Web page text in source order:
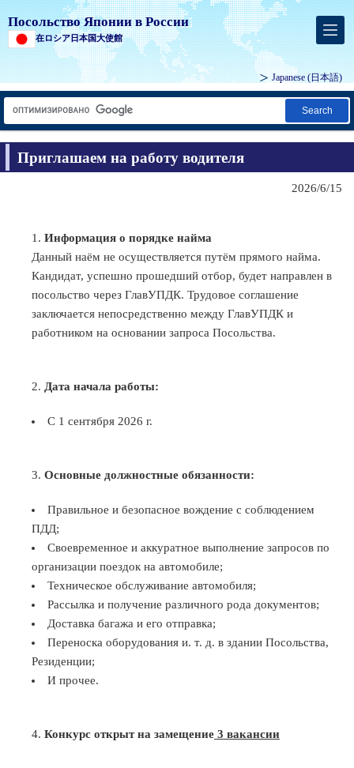
Посольство Японии в России
在ロシア日本国大使館
Japanese (日本語)
Search
Приглашаем на работу водителя
2026/6/15
Информация о порядке найма
Данный наём не осуществляется путём прямого найма.
Кандидат, успешно прошедший отбор, будет направлен в
посольство через ГлавУПДК. Трудовое соглашение
заключается непосредственно между ГлавУПДК и
работником на основании запроса Посольства.
Дата начала работы:
С 1 сентября 2026 г.
Основные должностные обязанности:
Правильное и безопасное вождение с соблюдением
ПДД;
Своевременное и аккуратное выполнение запросов по
организации поездок на автомобиле;
Техническое обслуживание автомобиля;
Рассылка и получение различного рода документов;
Доставка багажа и его отправка;
Переноска оборудования и. т. д. в здании Посольства,
Резиденции;
И прочее.
Конкурс открыт на замещение 3 вакансии